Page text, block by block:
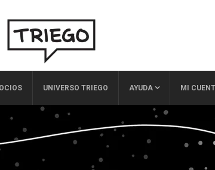
UNIVERSO TRIEGO AYUDA MI